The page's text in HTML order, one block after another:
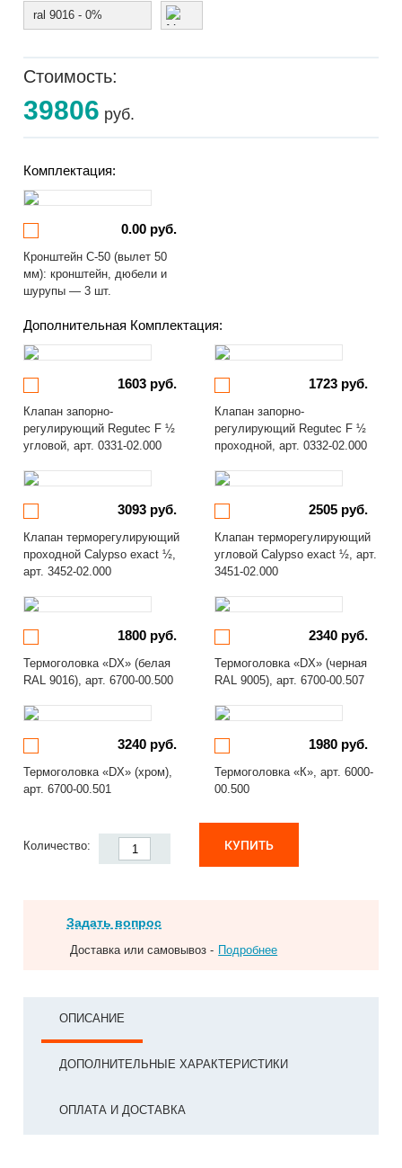
ral 9016 - 0%
Стоимость:
39806 руб.
Комплектация:
0.00 руб.
Кронштейн С-50 (вылет 50
мм): кронштейн, дюбели и
шурупы — 3 шт.
Дополнительная Комплектация:
1603 руб.
Клапан запорно-
регулирующий Regutec F ½
угловой, арт. 0331-02.000
1723 руб.
Клапан запорно-
регулирующий Regutec F ½
проходной, арт. 0332-02.000
3093 руб.
Клапан терморегулирующий
проходной Calypso exact ½,
арт. 3452-02.000
2505 руб.
Клапан терморегулирующий
угловой Calypso exact ½, арт.
3451-02.000
1800 руб.
Термоголовка «DX» (белая
RAL 9016), арт. 6700-00.500
2340 руб.
Термоголовка «DX» (черная
RAL 9005), арт. 6700-00.507
3240 руб.
Термоголовка «DX» (хром),
арт. 6700-00.501
1980 руб.
Термоголовка «К», арт. 6000-
00.500
Количество: КУПИТЬ
Задать вопрос
Доставка или самовывоз - Подробнее
ОПИСАНИЕ
ДОПОЛНИТЕЛЬНЫЕ ХАРАКТЕРИСТИКИ
ОПЛАТА И ДОСТАВКА